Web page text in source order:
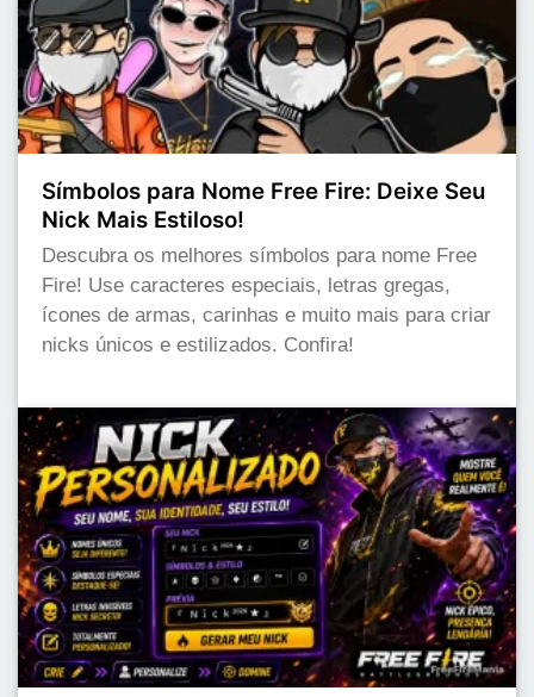
Símbolos para Nome Free Fire: Deixe Seu
Nick Mais Estiloso!
Descubra os melhores símbolos para nome Free
Fire! Use caracteres especiais, letras gregas,
ícones de armas, carinhas e muito mais para criar
nicks únicos e estilizados. Confira!